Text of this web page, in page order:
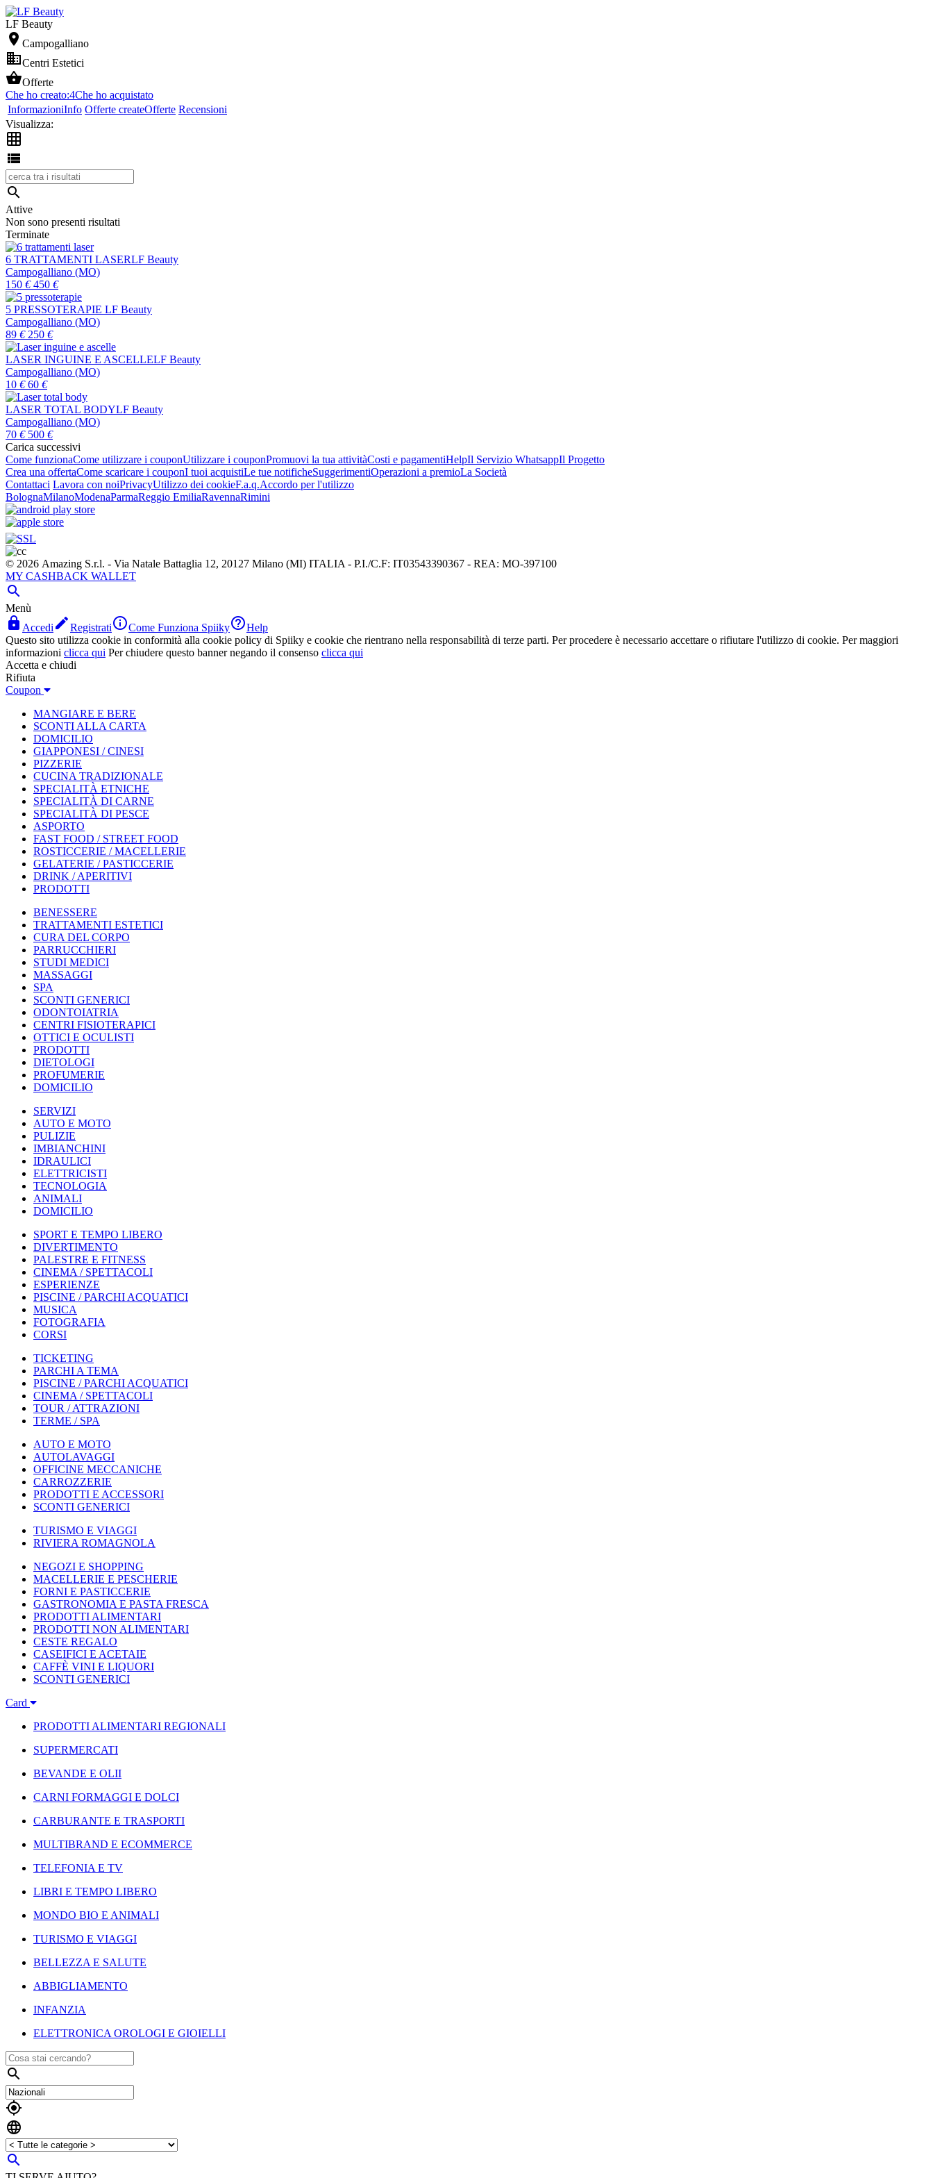
LF Beauty
 Campogalliano
Centri Estetici
Offerte
Che ho creato:4Che ho acquistato
InformazioniInfo Offerte createOfferte Recensioni
Visualizza:



Attive
Non sono presenti risultati
Terminate
6 TRATTAMENTI LASERLF Beauty
Campogalliano (MO)
150 € 450 €
5 PRESSOTERAPIE LF Beauty
Campogalliano (MO)
89 € 250 €
LASER INGUINE E ASCELLELF Beauty
Campogalliano (MO)
10 € 60 €
LASER TOTAL BODYLF Beauty
Campogalliano (MO)
70 € 500 €
Carica successivi
Come funzionaCome utilizzare i couponUtilizzare i couponPromuovi la tua attivitàCosti e pagamentiHelpIl Servizio WhatsappIl Progetto
Crea una offertaCome scaricare i couponI tuoi acquistiLe tue notificheSuggerimentiOperazioni a premioLa Società
Contattaci Lavora con noiPrivacyUtilizzo dei cookieF.a.q.Accordo per l'utilizzo
BolognaMilanoModenaParmaReggio EmiliaRavennaRimini
© 2026 Amazing S.r.l. - Via Natale Battaglia 12, 20127 Milano (MI) ITALIA - P.I./C.F: IT03543390367 - REA: MO-397100
MY CASHBACK WALLET

Menù
 Accedi RegistratiCome Funziona SpiikyHelp
Questo sito utilizza cookie in conformità alla cookie policy di Spiiky e cookie che rientrano nella responsabilità di terze parti. Per procedere è necessario accettare o rifiutare l'utilizzo di cookie. Per maggiori
informazioni clicca qui Per chiudere questo banner negando il consenso clicca qui
Accetta e chiudi
Rifiuta
Coupon
MANGIARE E BERE
SCONTI ALLA CARTA
DOMICILIO
GIAPPONESI / CINESI
PIZZERIE
CUCINA TRADIZIONALE
SPECIALITÀ ETNICHE
SPECIALITÀ DI CARNE
SPECIALITÀ DI PESCE
ASPORTO
FAST FOOD / STREET FOOD
ROSTICCERIE / MACELLERIE
GELATERIE / PASTICCERIE
DRINK / APERITIVI
PRODOTTI
BENESSERE
TRATTAMENTI ESTETICI
CURA DEL CORPO
PARRUCCHIERI
STUDI MEDICI
MASSAGGI
SPA
SCONTI GENERICI
ODONTOIATRIA
CENTRI FISIOTERAPICI
OTTICI E OCULISTI
PRODOTTI
DIETOLOGI
PROFUMERIE
DOMICILIO
SERVIZI
AUTO E MOTO
PULIZIE
IMBIANCHINI
IDRAULICI
ELETTRICISTI
TECNOLOGIA
ANIMALI
DOMICILIO
SPORT E TEMPO LIBERO
DIVERTIMENTO
PALESTRE E FITNESS
CINEMA / SPETTACOLI
ESPERIENZE
PISCINE / PARCHI ACQUATICI
MUSICA
FOTOGRAFIA
CORSI
TICKETING
PARCHI A TEMA
PISCINE / PARCHI ACQUATICI
CINEMA / SPETTACOLI
TOUR / ATTRAZIONI
TERME / SPA
AUTO E MOTO
AUTOLAVAGGI
OFFICINE MECCANICHE
CARROZZERIE
PRODOTTI E ACCESSORI
SCONTI GENERICI
TURISMO E VIAGGI
RIVIERA ROMAGNOLA
NEGOZI E SHOPPING
MACELLERIE E PESCHERIE
FORNI E PASTICCERIE
GASTRONOMIA E PASTA FRESCA
PRODOTTI ALIMENTARI
PRODOTTI NON ALIMENTARI
CESTE REGALO
CASEIFICI E ACETAIE
CAFFÈ VINI E LIQUORI
SCONTI GENERICI
Card
PRODOTTI ALIMENTARI REGIONALI
SUPERMERCATI
BEVANDE E OLII
CARNI FORMAGGI E DOLCI
CARBURANTE E TRASPORTI
MULTIBRAND E ECOMMERCE
TELEFONIA E TV
LIBRI E TEMPO LIBERO
MONDO BIO E ANIMALI
TURISMO E VIAGGI
BELLEZZA E SALUTE
ABBIGLIAMENTO
INFANZIA
ELETTRONICA OROLOGI E GIOIELLI



